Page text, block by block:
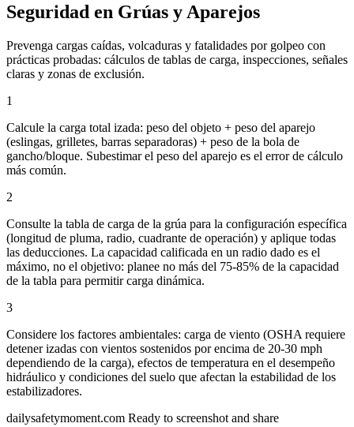
Seguridad en Grúas y Aparejos
Prevenga cargas caídas, volcaduras y fatalidades por golpeo con
prácticas probadas: cálculos de tablas de carga, inspecciones, señales
claras y zonas de exclusión.
1
Calcule la carga total izada: peso del objeto + peso del aparejo
(eslingas, grilletes, barras separadoras) + peso de la bola de
gancho/bloque. Subestimar el peso del aparejo es el error de cálculo
más común.
2
Consulte la tabla de carga de la grúa para la configuración específica
(longitud de pluma, radio, cuadrante de operación) y aplique todas
las deducciones. La capacidad calificada en un radio dado es el
máximo, no el objetivo: planee no más del 75-85% de la capacidad
de la tabla para permitir carga dinámica.
3
Considere los factores ambientales: carga de viento (OSHA requiere
detener izadas con vientos sostenidos por encima de 20-30 mph
dependiendo de la carga), efectos de temperatura en el desempeño
hidráulico y condiciones del suelo que afectan la estabilidad de los
estabilizadores.
dailysafetymoment.com Ready to screenshot and share